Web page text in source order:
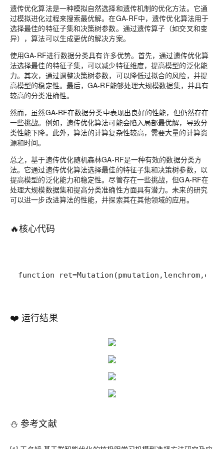
遗传优化算法是一种模拟自然选择和遗传机制的优化方法。它通
过模拟进化过程来搜索最优解。在GA-RF中，遗传优化算法用于
选择最佳的特征子集和决策树参数。通过遗传算子（如交叉和变
异），算法可以生成更优的解决方案。
使用GA-RF进行数据分类具有许多优势。首先，通过遗传优化算
法选择最佳的特征子集，可以减少特征维度，提高模型的泛化能
力。其次，通过调整决策树参数，可以降低过拟合的风险，并提
高模型的稳定性。最后，GA-RF能够处理大规模数据集，并具有
较高的分类准确性。
然而，虽然GA-RF在数据分类中表现出良好的性能，但仍然存在
一些挑战。例如，遗传优化算法可能会陷入局部最优解，导致分
类性能下降。此外，算法的计算复杂性较高，需要大量的计算资
源和时间。
总之，基于遗传优化随机森林GA-RF是一种有效的数据分类方
法。它通过遗传优化算法选择最佳的特征子集和决策树参数，以
提高模型的泛化能力和稳定性。尽管存在一些挑战，但GA-RF在
处理大规模数据集和提高分类准确性方面具有潜力。未来的研究
可以进一步改进算法的性能，并探索其在其他领域的应用。
🔥核心代码
function
❤️ 运行结果
⛄ 参考文献